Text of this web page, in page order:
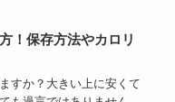
！保存方法やカロリ
すか？大きい上に安くて